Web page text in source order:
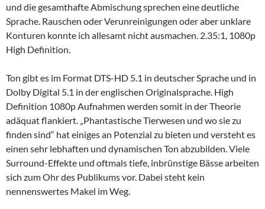
und die gesamthafte Abmischung sprechen eine deutliche
Sprache. Rauschen oder Verunreinigungen oder aber unklare
Konturen konnte ich allesamt nicht ausmachen. 2.35:1, 1080p
High Definition.
Ton gibt es im Format DTS-HD 5.1 in deutscher Sprache und in
Dolby Digital 5.1 in der englischen Originalsprache. High
Definition 1080p Aufnahmen werden somit in der Theorie
adäquat flankiert. „Phantastische Tierwesen und wo sie zu
finden sind“ hat einiges an Potenzial zu bieten und versteht es
einen sehr lebhaften und dynamischen Ton abzubilden. Viele
Surround-Effekte und oftmals tiefe, inbrünstige Bässe arbeiten
sich zum Ohr des Publikums vor. Dabei steht kein
nennenswertes Makel im Weg.